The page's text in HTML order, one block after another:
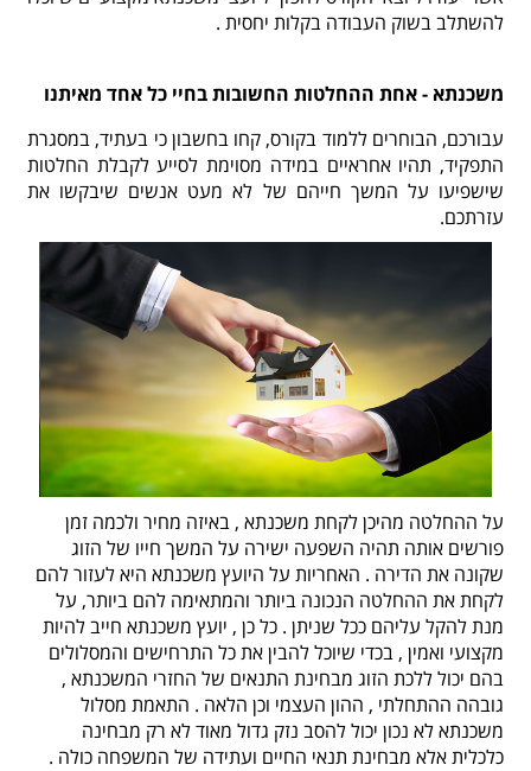
להשתלב בשוק העבודה בקלות יחסית .
משכנתא -אחת ההחלטות החשובות בחיי כל אחד מאיתנו
עבורכם, הבוחרים ללמוד בקורס, קחו בחשבון כי בעתיד, במסגרת
התפקיד, תהיו אחראיים במידה מסוימת לסייע לקבלת החלטות
שישפיעו על המשך חייהם של לא מעט אנשים שיבקשו את
עזרתכם.
על ההחלטה מהיכן לקחת משכנתא , באיזה מחיר ולכמה זמן
פורשים אותה תהיה השפעה ישירה על המשך חייו של הזוג
שקונה את הדירה . האחריות על היועץ משכנתא היא לעזור להם
לקחת את ההחלטה הנכונה ביותר והמתאימה להם ביותר, על
מנת להקל עליהם ככל שניתן . כל כן , יועץ משכנתא חייב להיות
מקצועי ואמין , בכדי שיוכל להבין את כל התרחישים והמסלולים
בהם יכול ללכת הזוג מבחינת התנאים של החזרי המשכנתא ,
גובהה ההתחלתי , ההון העצמי וכן הלאה . התאמת מסלול
משכנתא לא נכון יכול להסב נזק גדול מאוד לא רק מבחינה
כלכלית אלא מבחינת תנאי החיים ועתידה של המשפחה כולה .